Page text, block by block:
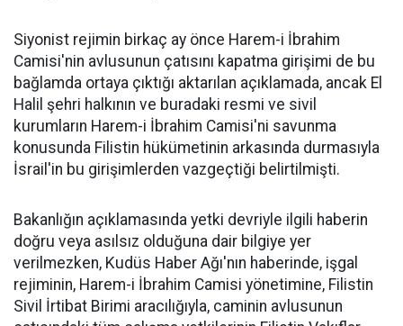
Siyonist rejimin birkaç ay önce Harem-i İbrahim
Camisi'nin avlusunun çatısını kapatma girişimi de bu
bağlamda ortaya çıktığı aktarılan açıklamada, ancak El
Halil şehri halkının ve buradaki resmi ve sivil
kurumların Harem-i İbrahim Camisi'ni savunma
konusunda Filistin hükümetinin arkasında durmasıyla
İsrail'in bu girişimlerden vazgeçtiği belirtilmişti.
Bakanlığın açıklamasında yetki devriyle ilgili haberin
doğru veya asılsız olduğuna dair bilgiye yer
verilmezken, Kudüs Haber Ağı'nın haberinde, işgal
rejiminin, Harem-i İbrahim Camisi yönetimine, Filistin
Sivil İrtibat Birimi aracılığıyla, caminin avlusunun